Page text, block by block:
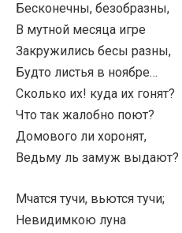
Бесконечны, безобразны,
В мутной месяца игре
Закружились бесы разны,
Будто листья в ноябре…
Сколько их! куда их гонят?
Что так жалобно поют?
Домового ли хоронят,
Ведьму ль замуж выдают?
Мчатся тучи, вьются тучи;
Невидимкою луна